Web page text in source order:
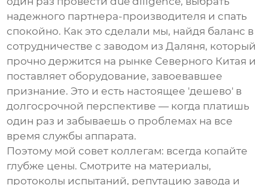
надежного партнера-производителя и спать
спокойно. Как это сделали мы, найдя баланс в
сотрудничестве с заводом из Даляня, который
прочно держится на рынке Северного Китая и
поставляет оборудование, завоевавшее
признание. Это и есть настоящее 'дешево' в
долгосрочной перспективе — когда платишь
один раз и забываешь о проблемах на все
время службы аппарата.
Поэтому мой совет коллегам: всегда копайте
глубже цены. Смотрите на материалы,
протоколы испытаний, репутацию завода и